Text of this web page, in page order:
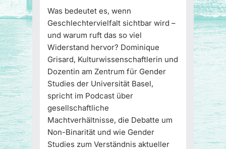
Was bedeutet es, wenn
Geschlechtervielfalt sichtbar wird –
und warum ruft das so viel
Widerstand hervor? Dominique
Grisard, Kulturwissenschaftlerin und
Dozentin am Zentrum für Gender
Studies der Universität Basel,
spricht im Podcast über
gesellschaftliche
Machtverhältnisse, die Debatte um
Non-Binarität und wie Gender
Studies zum Verständnis aktueller